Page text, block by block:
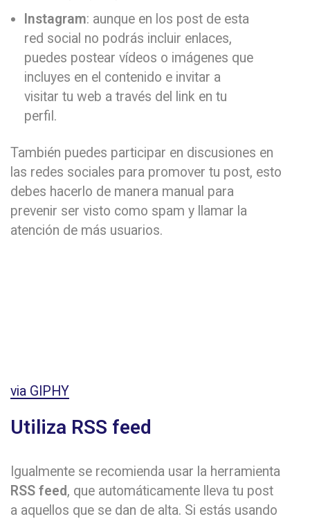
Instagram: aunque en los post de esta
red social no podrás incluir enlaces,
puedes postear vídeos o imágenes que
incluyes en el contenido e invitar a
visitar tu web a través del link en tu
perfil.
También puedes participar en discusiones en
las redes sociales para promover tu post, esto
debes hacerlo de manera manual para
prevenir ser visto como spam y llamar la
atención de más usuarios.
via GIPHY
Utiliza RSS feed
Igualmente se recomienda usar la herramienta
RSS feed, que automáticamente lleva tu post
a aquellos que se dan de alta. Si estás usando